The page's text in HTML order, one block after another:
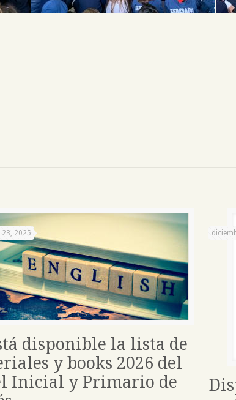
2025
disponible la lista de
y books 2026 del
Inicial y Primario de